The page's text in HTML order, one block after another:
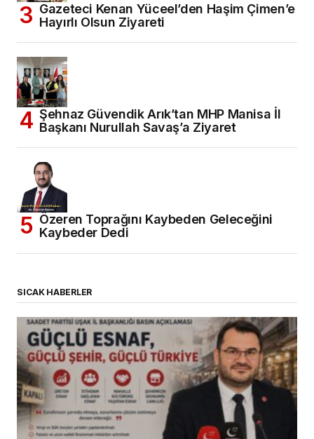
Gazeteci Kenan Yüceel’den Haşim Çimen’e
Hayırlı Olsun Ziyareti
Şehnaz Güvendik Arık’tan MHP Manisa İl
Başkanı Nurullah Savaş’a Ziyaret
Özeren Toprağını Kaybeden Geleceğini
Kaybeder Dedi
SICAK HABERLER